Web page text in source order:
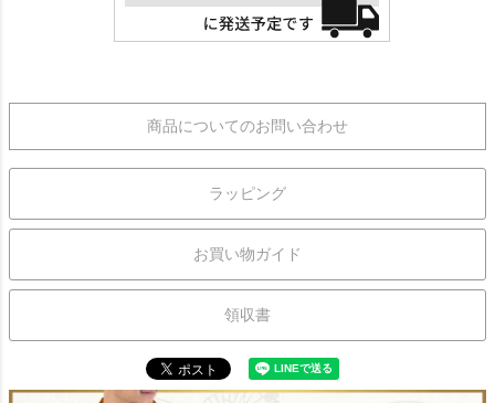
商品についてのお問い合わせ
ラッピング
お買い物ガイド
領収書